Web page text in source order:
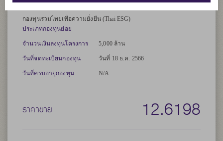
ประเภทกองทุน
กองทุนรวมไทยเพื่อความยั่งยืน (Thai ESG)
ประเภทกองทุนย่อย
จำนวนเงินลงทุนโครงการ 5,000 ล้าน
วันที่จดทะเบียนกองทุน วันที่ 18 ธ.ค. 2566
วันที่ครบอายุกองทุน N/A
ราคาขาย
12.6198